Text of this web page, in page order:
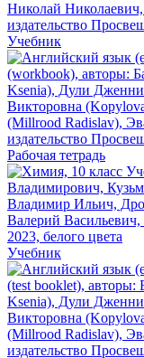
Учебник
Рабочая тетрадь
Учебник